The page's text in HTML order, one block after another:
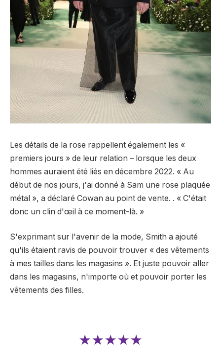
Les détails de la rose rappellent également les «
premiers jours » de leur relation – lorsque les deux
hommes auraient été liés en décembre 2022. « Au
début de nos jours, j'ai donné à Sam une rose plaquée
métal », a déclaré Cowan au point de vente. . « C'était
donc un clin d'œil à ce moment-là. »
S'exprimant sur l'avenir de la mode, Smith a ajouté
qu'ils étaient ravis de pouvoir trouver « des vêtements
à mes tailles dans les magasins ». Et juste pouvoir aller
dans les magasins, n'importe où et pouvoir porter les
vêtements des filles.
★★★★★